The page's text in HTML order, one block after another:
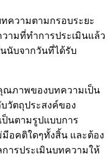
ความตามกรอบระยะ
ามที่ทำการประเมินแล้ว
นนับจากวันที่ได้รับ
ณภาพของบทความเป็น
วัตถุประสงค์ของ
ป็นตามรูปแบบการ
มีอคติใดๆทั้งสิ้น และต้อง
ารประเมินบทความให้